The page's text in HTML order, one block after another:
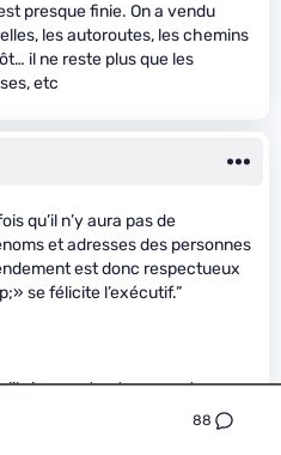
88
presque finie. On a vendu
les autoroutes, les chemins
il ne reste plus que les
etc
qu’il n’y aura pas de
et adresses des personnes
est donc respectueux
se félicite l’exécutif.”
ignorent notre nom et ou on